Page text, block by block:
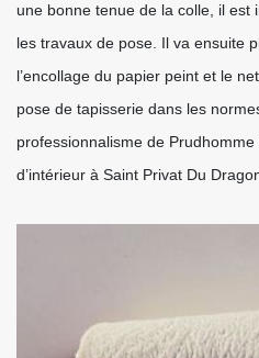
une bonne tenue de la colle, il
les travaux de pose. Il va ensuite
l’encollage du papier peint et le
pose de tapisserie dans les
professionnalisme de
d’intérieur à Saint Privat Du